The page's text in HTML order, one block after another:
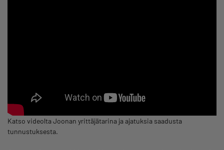
Katso videolta Joonan yrittäjätarina ja ajatuksia saadusta
tunnustuksesta.